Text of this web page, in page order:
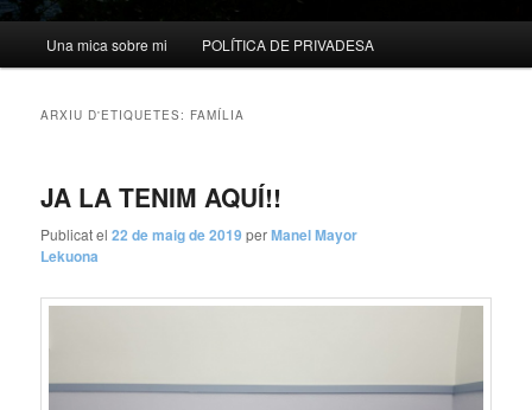
Una mica sobre mi POLÍTICA DE PRIVADESA
ARXIU D'ETIQUETES: FAMÍLIA
JA LA TENIM AQUÍ!!
Publicat el22 de maig de 2019 perManel Mayor
Lekuona